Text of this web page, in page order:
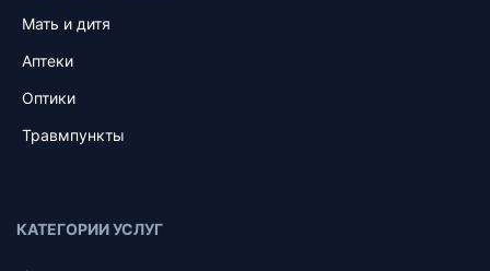
Мать и дитя
Аптеки
Оптики
Травмпункты
КАТЕГОРИИ УСЛУГ